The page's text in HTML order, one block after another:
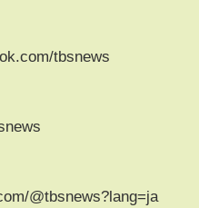
tbsnews
@tbsnews?lang=ja